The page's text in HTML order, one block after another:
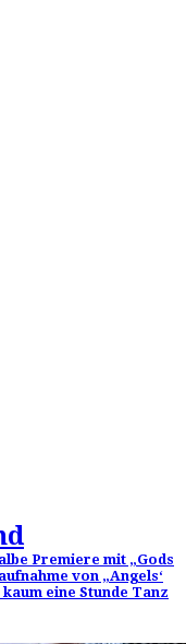
Premiere mit „Gods
von „Angels‘
eine Stunde Tanz